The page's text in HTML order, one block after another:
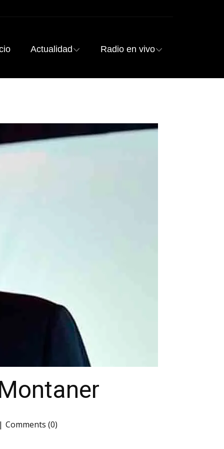
Actualidad Radio en vivo
Comments (0)